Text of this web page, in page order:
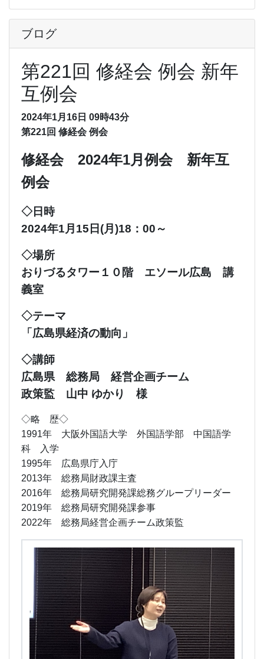
ブログ
第221回 修経会 例会 新年
互例会
2024年1月16日 09時43分
第221回 修経会 例会
修経会 2024年1月例会 新年互
例会
◇日時
2024年1月15日(月)18：00～
◇場所
おりづるタワー１０階 エソール広島 講
義室
◇テーマ
「広島県経済の動向」
◇講師
広島県 総務局 経営企画チーム
政策監 山中 ゆかり 様
◇略 歴◇
1991年 大阪外国語大学 外国語学部 中国語学
科 入学
1995年 広島県庁入庁
2013年 総務局財政課主査
2016年 総務局研究開発課総務グループリーダー
2019年 総務局研究開発課参事
2022年 総務局経営企画チーム政策監